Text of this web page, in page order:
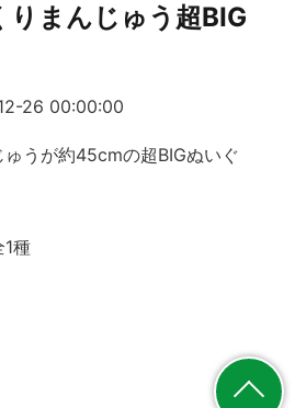
まんじゅう超BIG
26 00:00:00
うが約45cmの超BIGぬいぐ
種